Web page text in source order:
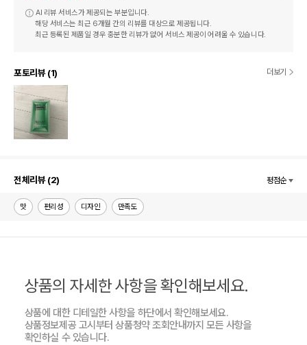
AI 리뷰 서비스가 제공되는 부분입니다.
해당 서비스는 최근 6개월 간의 리뷰를 대상으로 제공됩니다.
최근 등록된 제품일 경우 충분한 리뷰가 없어 서비스 제공이 어려울 수 있습니다.
포토리뷰 (1) 더보기
포토리뷰 더 보기
전체리뷰 (2) 평점순
맛 편리성 디자인 만족도
상품의 자세한 사항을 확인해보세요.
상품에 대한 디테일한 사항을 하단에서 확인해보세요.
상품정보제공 고시부터 상품청약 조회안내까지 모든 사항을
확인하실 수 있습니다.